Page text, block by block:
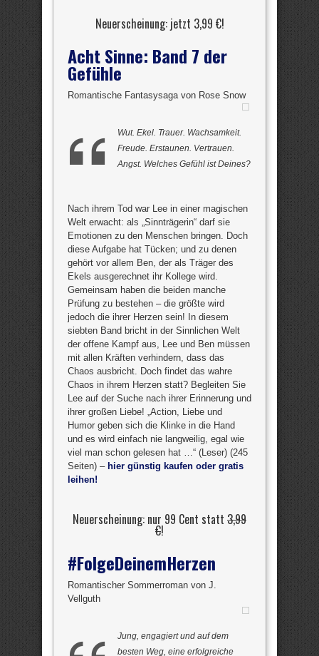
Neuerscheinung: jetzt 3,99 €!
Acht Sinne: Band 7 der
Gefühle
Romantische Fantasysaga von Rose Snow
Wut. Ekel. Trauer. Wachsamkeit.
Freude. Erstaunen. Vertrauen.
Angst. Welches Gefühl ist Deines?
Nach ihrem Tod war Lee in einer magischen
Welt erwacht: als „Sinnträgerin“ darf sie
Emotionen zu den Menschen bringen. Doch
diese Aufgabe hat Tücken; und zu denen
gehört vor allem Ben, der als Träger des
Ekels ausgerechnet ihr Kollege wird.
Gemeinsam haben die beiden manche
Prüfung zu bestehen – die größte wird
jedoch die ihrer Herzen sein! In diesem
siebten Band bricht in der Sinnlichen Welt
der offene Kampf aus, Lee und Ben müssen
mit allen Kräften verhindern, dass das
Chaos ausbricht. Doch findet das wahre
Chaos in ihrem Herzen statt? Begleiten Sie
Lee auf der Suche nach ihrer Erinnerung und
ihrer großen Liebe! „Action, Liebe und
Humor geben sich die Klinke in die Hand
und es wird einfach nie langweilig, egal wie
viel man schon gelesen hat …“ (Leser) (245
Seiten) – hier günstig kaufen oder gratis
leihen!
Neuerscheinung: nur 99 Cent statt 3,99
€!
#FolgeDeinemHerzen
Romantischer Sommerroman von J.
Vellguth
Jung, engagiert und auf dem
besten Weg, eine erfolgreiche